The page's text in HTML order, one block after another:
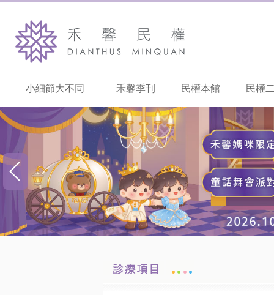
小細節大不同 禾馨季刊 民權本館 民權